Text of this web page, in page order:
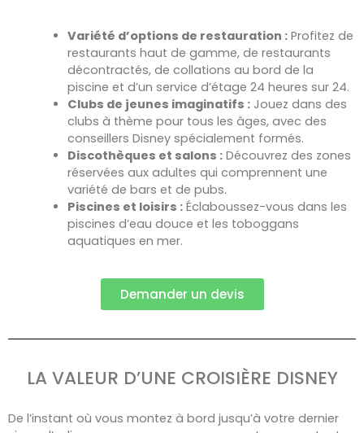
Variété d’options de restauration :Profitez de
restaurants haut de gamme, de restaurants
décontractés, de collations au bord de la
piscine et d’un service d’étage 24 heures sur 24.
Clubs de jeunes imaginatifs :Jouez dans des
clubs à thème pour tous les âges, avec des
conseillers Disney spécialement formés.
Discothèques et salons :Découvrez des zones
réservées aux adultes qui comprennent une
variété de bars et de pubs.
Piscines et loisirs :Éclaboussez-vous dans les
piscines d’eau douce et les toboggans
aquatiques en mer.
Demander un devis
LA VALEUR D’UNE CROISIÈRE DISNEY
De l’instant où vous montez à bord jusqu’à votre dernier